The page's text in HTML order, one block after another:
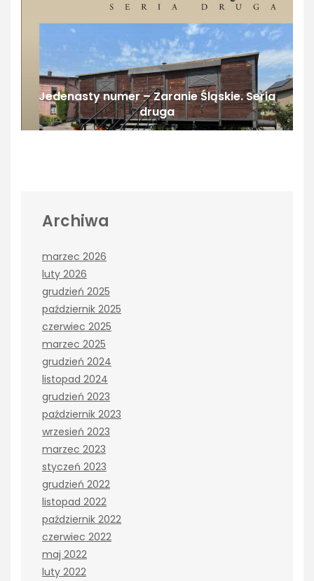
Jedenasty numer – Zaranie Śląskie. Seria
druga
Archiwa
marzec 2026
luty 2026
grudzień 2025
październik 2025
czerwiec 2025
marzec 2025
grudzień 2024
listopad 2024
grudzień 2023
październik 2023
wrzesień 2023
marzec 2023
styczeń 2023
grudzień 2022
listopad 2022
październik 2022
czerwiec 2022
maj 2022
luty 2022